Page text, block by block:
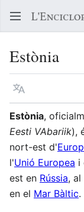
Estònia
Llegir en un
Estònia,
Eesti VAbariik),
nort-est d'
l'Unió Europea i
est en Rússia,
en el Mar Bàltic.